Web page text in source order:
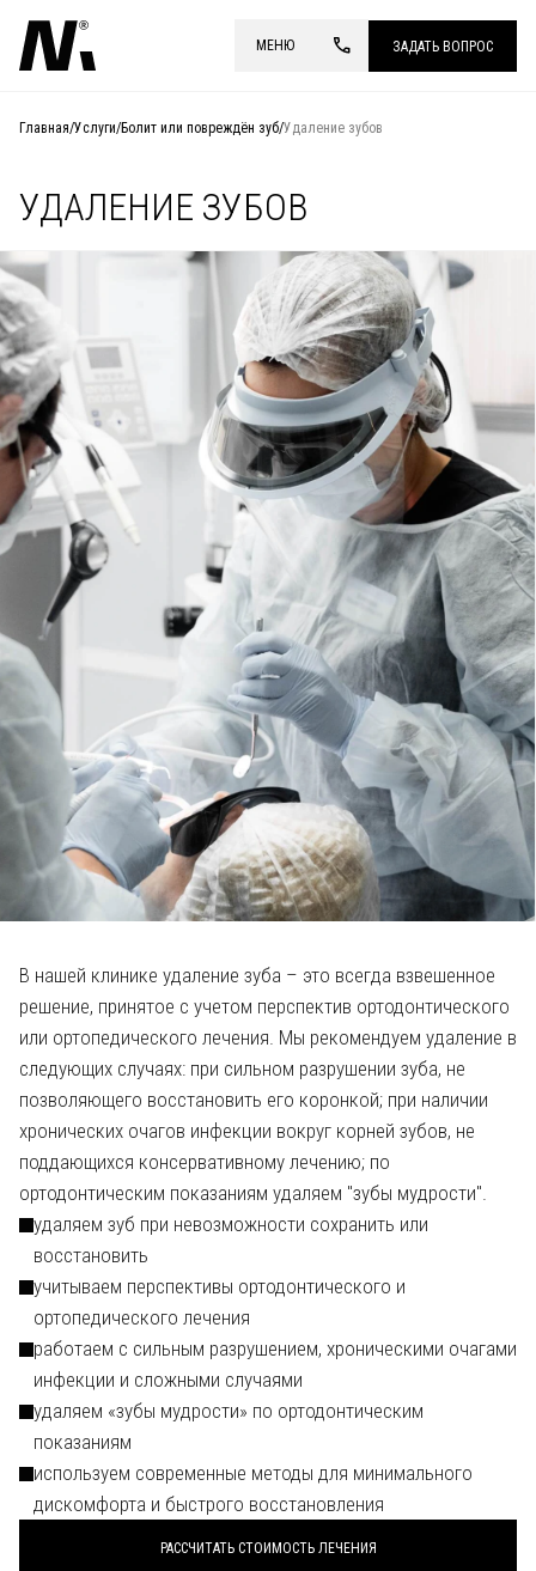
МЕНЮ ЗАДАТЬ ВОПРОС
Главная/Услуги/Болит или повреждён зуб/Удаление зубов
УДАЛЕНИЕ ЗУБОВ
В нашей клинике удаление зуба – это всегда взвешенное
решение, принятое с учетом перспектив ортодонтического
или ортопедического лечения. Мы рекомендуем удаление в
следующих случаях: при сильном разрушении зуба, не
позволяющего восстановить его коронкой; при наличии
хронических очагов инфекции вокруг корней зубов, не
поддающихся консервативному лечению; по
ортодонтическим показаниям удаляем "зубы мудрости".
удаляем зуб при невозможности сохранить или
восстановить
учитываем перспективы ортодонтического и
ортопедического лечения
работаем с сильным разрушением, хроническими очагами
инфекции и сложными случаями
удаляем «зубы мудрости» по ортодонтическим
показаниям
используем современные методы для минимального
дискомфорта и быстрого восстановления
РАССЧИТАТЬ СТОИМОСТЬ ЛЕЧЕНИЯ